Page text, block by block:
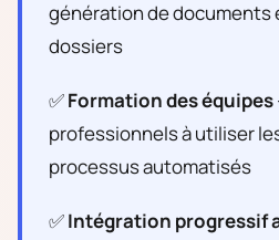
génération de documents
dossiers
✅Formation des équipes
professionnels à utiliser
processus automatisés
✅Intégration progressif